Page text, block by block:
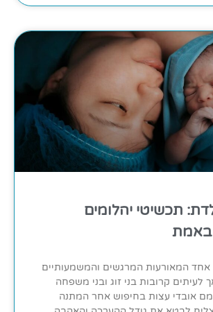
תכשיטי יהלומים
באמת
אחד המאורעות המרגשים והמשמעותיים
לעיתים קרובות בני זוג ובני משפחה
אובדי עצות בחיפוש אחר המתנה